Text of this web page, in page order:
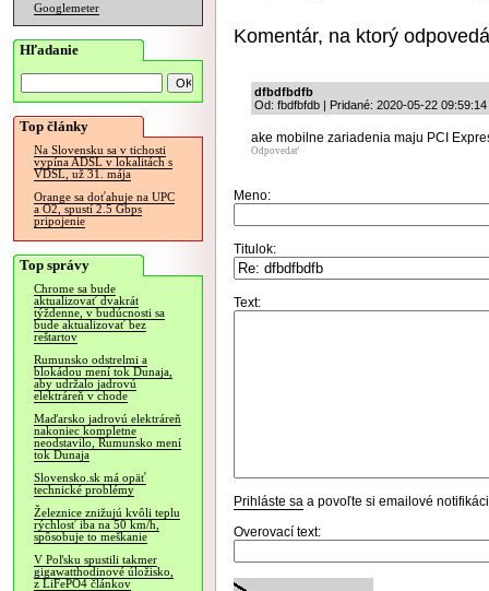
Googlemeter
Hľadanie
Top články
Na Slovensku sa v tichosti
vypína ADSL v lokalitách s
VDSL, už 31. mája
Orange sa doťahuje na UPC
a O2, spustí 2.5 Gbps
pripojenie
Top správy
Chrome sa bude
aktualizovať dvakrát
týždenne, v budúcnosti sa
bude aktualizovať bez
reštartov
Rumunsko odstrelmi a
blokádou mení tok Dunaja,
aby udržalo jadrovú
elektráreň v chode
Maďarsko jadrovú elektráreň
nakoniec kompletne
neodstavilo, Rumunsko mení
tok Dunaja
Slovensko.sk má opäť
technické problémy
Železnice znižujú kvôli teplu
rýchlosť iba na 50 km/h,
spôsobuje to meškanie
V Poľsku spustili takmer
gigawatthodinové úložisko,
z LiFePO4 článkov
Komentár, na ktorý
dfbdfbdfb
Od: fbdfbfdb | Pridané: 2020-05-22 09:59:14
ake mobilne zariadenia maju PCI
Odpovedať
Meno:
Titulok:
Text:
Prihláste sa a povoľte si emailové
Overovací text: